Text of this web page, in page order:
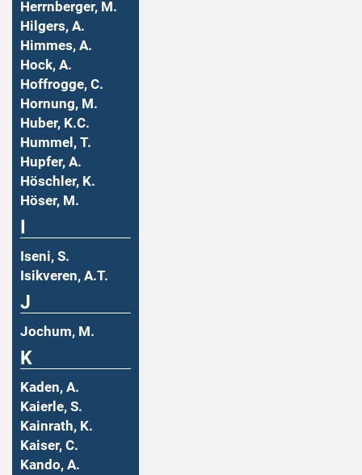
Herrnberger, M.
Hilgers, A.
Himmes, A.
Hock, A.
Hoffrogge, C.
Hornung, M.
Huber, K.C.
Hummel, T.
Hupfer, A.
Höschler, K.
Höser, M.
Iseni, S.
Isikveren, A.T.
J
Jochum, M.
K
Kaden, A.
Kaierle, S.
Kainrath, K.
Kaiser, C.
Kando, A.